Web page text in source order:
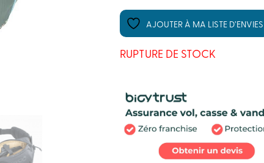
AJOUTER À MA LISTE D’ENVIES
RUPTURE DE STOCK